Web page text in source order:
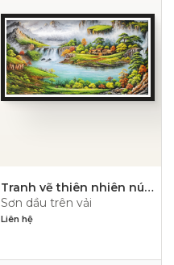
Tranh vẽ thiên nhiên núi
hùng vỹ- PN1120
Sơn dầu trên vải
Liên hệ